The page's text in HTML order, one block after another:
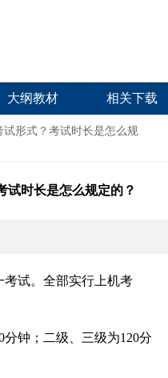
大纲教材 相关下载
试形式？考试时长是怎么规
试时长是怎么规定的？
试。全部实行上机考
钟；二级、三级为120分